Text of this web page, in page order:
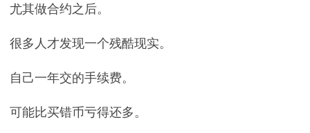
尤其做合约之后。
很多人才发现一个残酷现实。
自己一年交的手续费。
可能比买错币亏得还多。